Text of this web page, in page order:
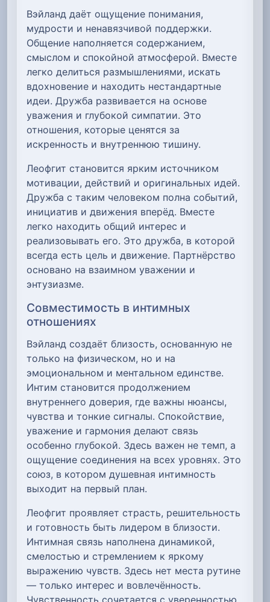
Вэйланд даёт ощущение понимания,
мудрости и ненавязчивой поддержки.
Общение наполняется содержанием,
смыслом и спокойной атмосферой. Вместе
легко делиться размышлениями, искать
вдохновение и находить нестандартные
идеи. Дружба развивается на основе
уважения и глубокой симпатии. Это
отношения, которые ценятся за
искренность и внутреннюю тишину.
Леофгит становится ярким источником
мотивации, действий и оригинальных идей.
Дружба с таким человеком полна событий,
инициатив и движения вперёд. Вместе
легко находить общий интерес и
реализовывать его. Это дружба, в которой
всегда есть цель и движение. Партнёрство
основано на взаимном уважении и
энтузиазме.
Совместимость в интимных
отношениях
Вэйланд создаёт близость, основанную не
только на физическом, но и на
эмоциональном и ментальном единстве.
Интим становится продолжением
внутреннего доверия, где важны нюансы,
чувства и тонкие сигналы. Спокойствие,
уважение и гармония делают связь
особенно глубокой. Здесь важен не темп, а
ощущение соединения на всех уровнях. Это
союз, в котором душевная интимность
выходит на первый план.
Леофгит проявляет страсть, решительность
и готовность быть лидером в близости.
Интимная связь наполнена динамикой,
смелостью и стремлением к яркому
выражению чувств. Здесь нет места рутине
— только интерес и вовлечённость.